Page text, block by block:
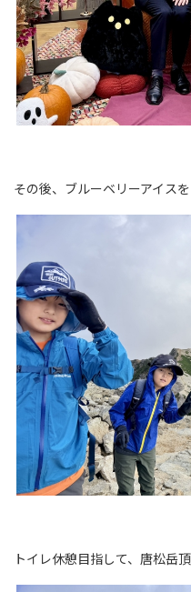
その後、ブルーベリーアイス
トイレ休憩目指して、唐松岳頂